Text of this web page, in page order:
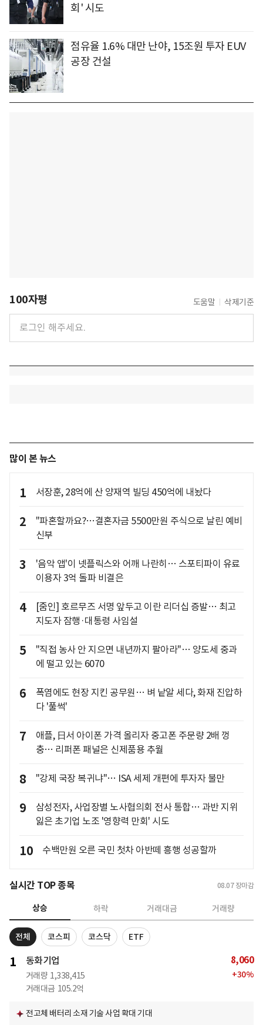
회' 시도
점유율 1.6% 대만 난야, 15조원 투자 EUV
공장 건설
100자평 도움말 삭제기준
많이 본 뉴스
1 서장훈, 28억에 산 양재역 빌딩 450억에 내놨다
2
"파혼할까요?…결혼자금 5500만원 주식으로 날린 예비
신부
3
'음악 앱'이 넷플릭스와 어깨 나란히… 스포티파이 유료
이용자 3억 돌파 비결은
4
[줌인] 호르무즈 서명 앞두고 이란 리더십 증발… 최고
지도자 잠행·대통령 사임설
5
"직접 농사 안 지으면 내년까지 팔아라"… 양도세 중과
에 떨고 있는 6070
6
폭염에도 현장 지킨 공무원… 벼 낱알 세다, 화재 진압하
다 '풀썩'
7
애플, 日서 아이폰 가격 올리자 중고폰 주문량 2배 껑
충… 리퍼폰 패널은 신제품용 추월
8 "강제 국장 복귀냐"… ISA 세제 개편에 투자자 불만
9
삼성전자, 사업장별 노사협의회 전사 통합… 과반 지위
잃은 초기업 노조 '영향력 만회' 시도
10 수백만원 오른 국민 첫차 아반떼 흥행 성공할까
실시간 TOP 종목 08.07 장마감
상승 하락 거래대금 거래량
전체 코스피 코스닥 ETF
1 동화기업
거래량 1,338,415
거래대금 105.2억
8,060
+30%
전고체 배터리 소재 기술 사업 확대 기대